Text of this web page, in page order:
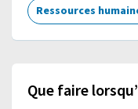
Ressources
Que faire